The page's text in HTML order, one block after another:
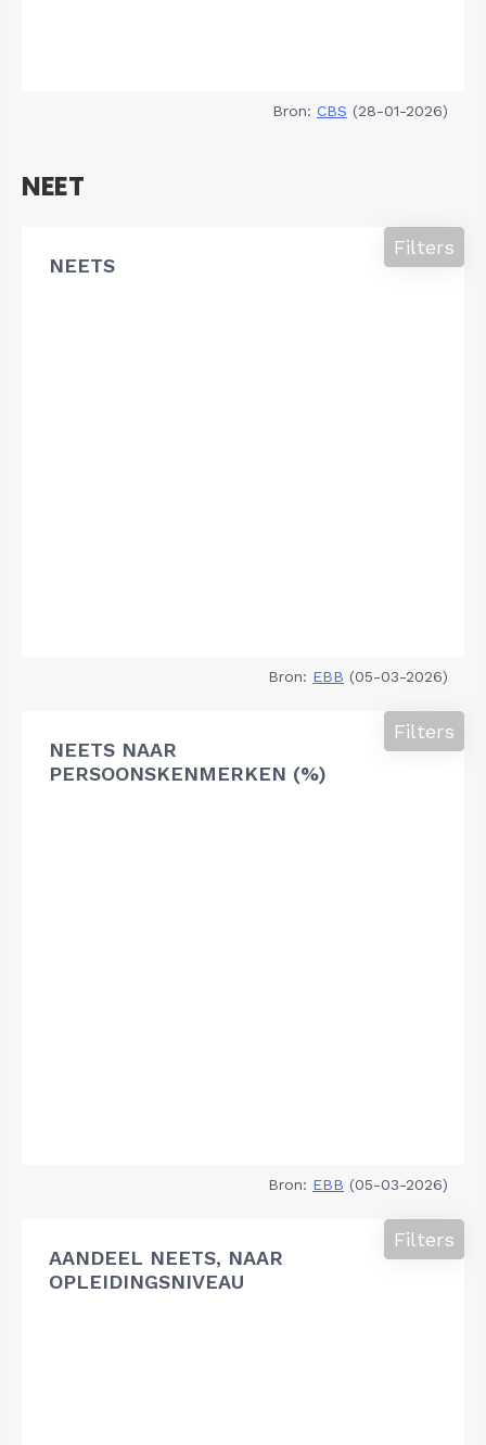
Bron: CBS (28-01-2026)
NEET
NEETS
Filters
Bron: EBB (05-03-2026)
NEETS NAAR
PERSOONSKENMERKEN (%)
Filters
Bron: EBB (05-03-2026)
AANDEEL NEETS, NAAR
OPLEIDINGSNIVEAU
Filters